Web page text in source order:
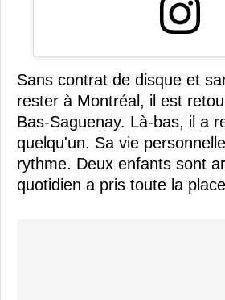
Sans contrat de disque et
rester à Montréal, il est
Bas-Saguenay. Là-bas, il a
quelqu'un. Sa vie
rythme. Deux enfants sont
quotidien a pris toute la